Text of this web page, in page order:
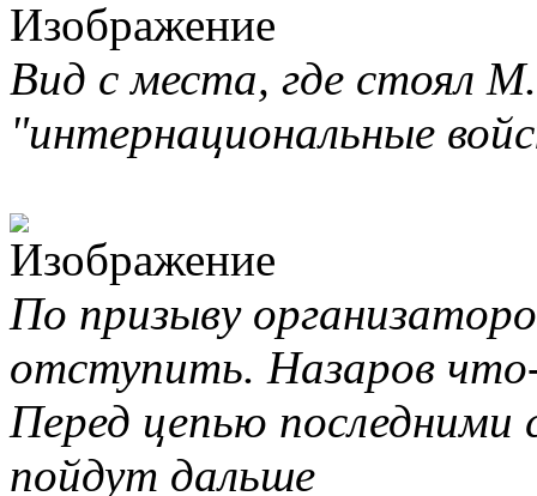
Вид с места, где стоял
"интернациональные
По призыву
отступить. Назаров
Перед цепью
пойдут дальше